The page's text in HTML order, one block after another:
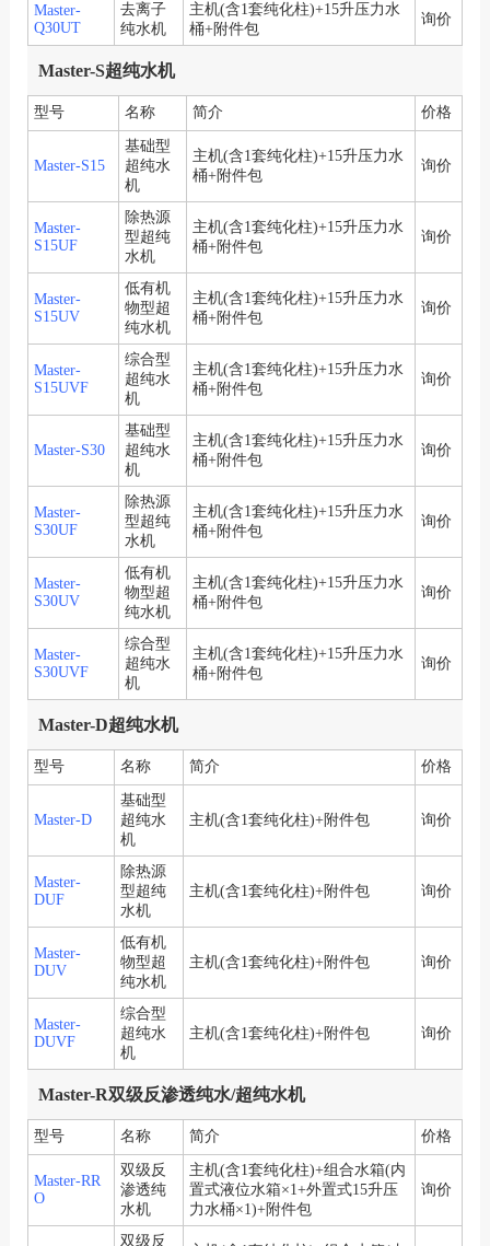
Master-
Q30UT
去离子
纯水机
主机(含1套纯化柱)+15升压力水
桶+附件包
询价
Master-S超纯水机
型号 名称 简介 价格
Master-S15
基础型
超纯水
机
主机(含1套纯化柱)+15升压力水
桶+附件包
询价
Master-
S15UF
除热源
型超纯
水机
主机(含1套纯化柱)+15升压力水
桶+附件包
询价
Master-
S15UV
低有机
物型超
纯水机
主机(含1套纯化柱)+15升压力水
桶+附件包
询价
Master-
S15UVF
综合型
超纯水
机
主机(含1套纯化柱)+15升压力水
桶+附件包
询价
Master-S30
基础型
超纯水
机
主机(含1套纯化柱)+15升压力水
桶+附件包
询价
Master-
S30UF
除热源
型超纯
水机
主机(含1套纯化柱)+15升压力水
桶+附件包
询价
Master-
S30UV
低有机
物型超
纯水机
主机(含1套纯化柱)+15升压力水
桶+附件包
询价
Master-
S30UVF
综合型
超纯水
机
主机(含1套纯化柱)+15升压力水
桶+附件包
询价
Master-D超纯水机
型号 名称 简介 价格
Master-D
基础型
超纯水
机
主机(含1套纯化柱)+附件包 询价
Master-
DUF
除热源
型超纯
水机
主机(含1套纯化柱)+附件包 询价
Master-
DUV
低有机
物型超
纯水机
主机(含1套纯化柱)+附件包 询价
Master-
DUVF
综合型
超纯水
机
主机(含1套纯化柱)+附件包 询价
Master-R双级反渗透纯水/超纯水机
型号 名称 简介 价格
Master-RR
O
双级反
渗透纯
水机
主机(含1套纯化柱)+组合水箱(内
置式液位水箱×1+外置式15升压
力水桶×1)+附件包
询价
双级反